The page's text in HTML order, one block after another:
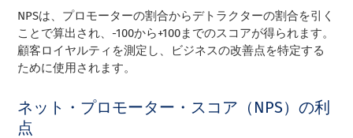
NPSは、プロモーターの割合からデトラクターの割合を引く
ことで算出され、-100から+100までのスコアが得られます。
顧客ロイヤルティを測定し、ビジネスの改善点を特定する
ために使用されます。
ネット・プロモーター・スコア（NPS）の利
点